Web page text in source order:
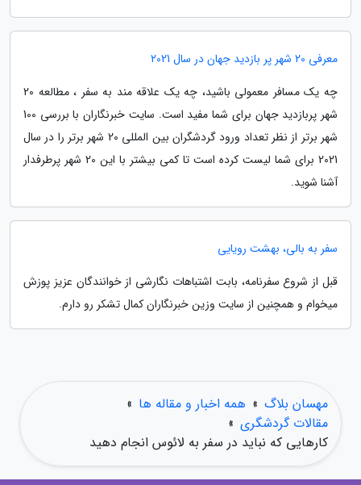
معرفی 20 شهر پر بازدید جهان در سال 2021
چه یک مسافر معمولی باشید، چه یک علاقه مند به سفر ، مطالعه 20
شهر پربازدید جهان برای شما مفید است. سایت خبرنگاران با بررسی 100
شهر برتر از نظر تعداد ورود گردشگران بین المللی 20 شهر برتر را در سال
2021 برای شما لیست کرده است تا کمی بیشتر با این 20 شهر پرطرفدار
آشنا شوید.
سفر به بالی، بهشت رویایی
قبل از شروع سفرنامه، بابت اشتباهات نگارشی از خوانندگان عزیز پوزش
میخوام و همچنین از سایت وزین خبرنگاران کمال تشکر رو دارم.
مهسان بلاگ » همه اخبار و مقاله ها »
مقالات گردشگری »
کارهایی که نباید در سفر به لائوس انجام دهید